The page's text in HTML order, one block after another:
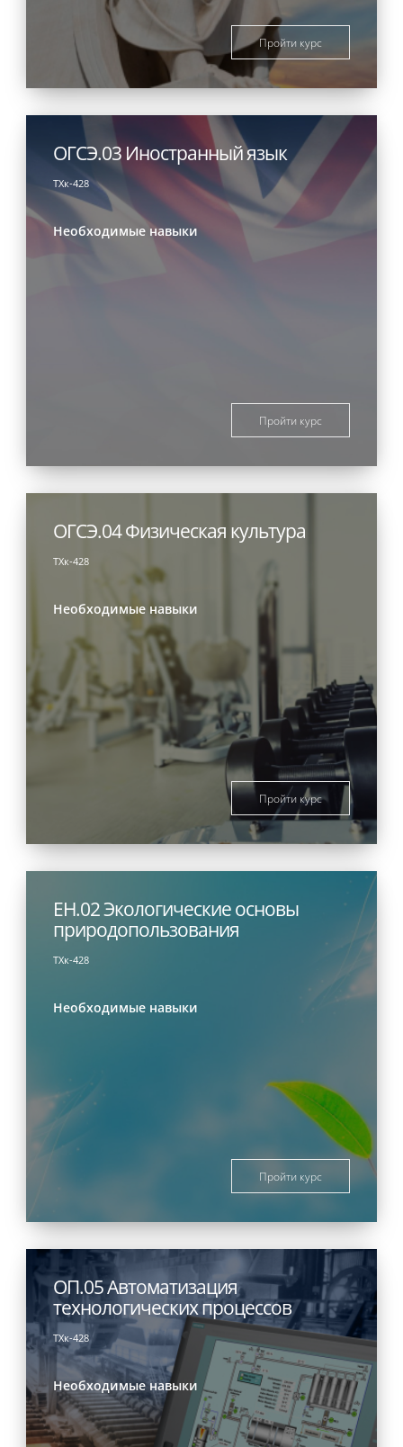
Пройти курс
ОГСЭ.03 Иностранный язык
ТХк-428
Необходимые навыки
Пройти курс
ОГСЭ.04 Физическая культура
ТХк-428
Необходимые навыки
Пройти курс
ЕН.02 Экологические основы
природопользования
ТХк-428
Необходимые навыки
Пройти курс
ОП.05 Автоматизация
технологических процессов
ТХк-428
Необходимые навыки